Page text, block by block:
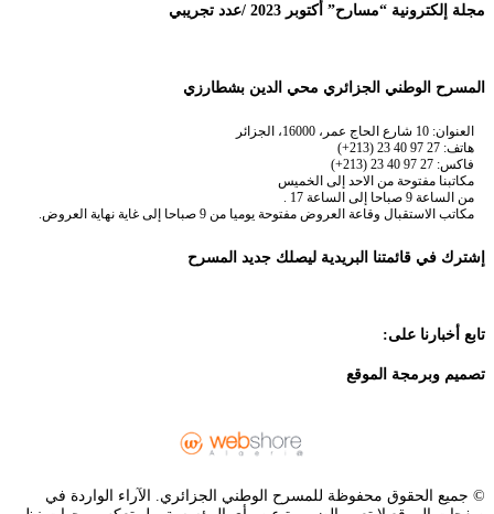
مجلة إلكترونية “مسارح” أكتوبر 2023 /عدد تجريبي
المسرح الوطني الجزائري محي الدين بشطارزي
العنوان: 10 شارع الحاج عمر، 16000، الجزائر
هاتف: 27 97 40 23 (213+)
فاكس: 27 97 40 23 (213+)
مكاتبنا مفتوحة من الاحد إلى الخميس
من الساعة 9 صباحا إلى الساعة 17 .
مكاتب الاستقبال وقاعة العروض مفتوحة يوميا من 9 صباحا إلى غاية نهاية العروض.
إشترك في قائمتنا البريدية ليصلك جديد المسرح
تابع أخبارنا على:
تصميم وبرمجة الموقع
© جميع الحقوق محفوظة للمسرح الوطني الجزائري. الآراء الواردة في